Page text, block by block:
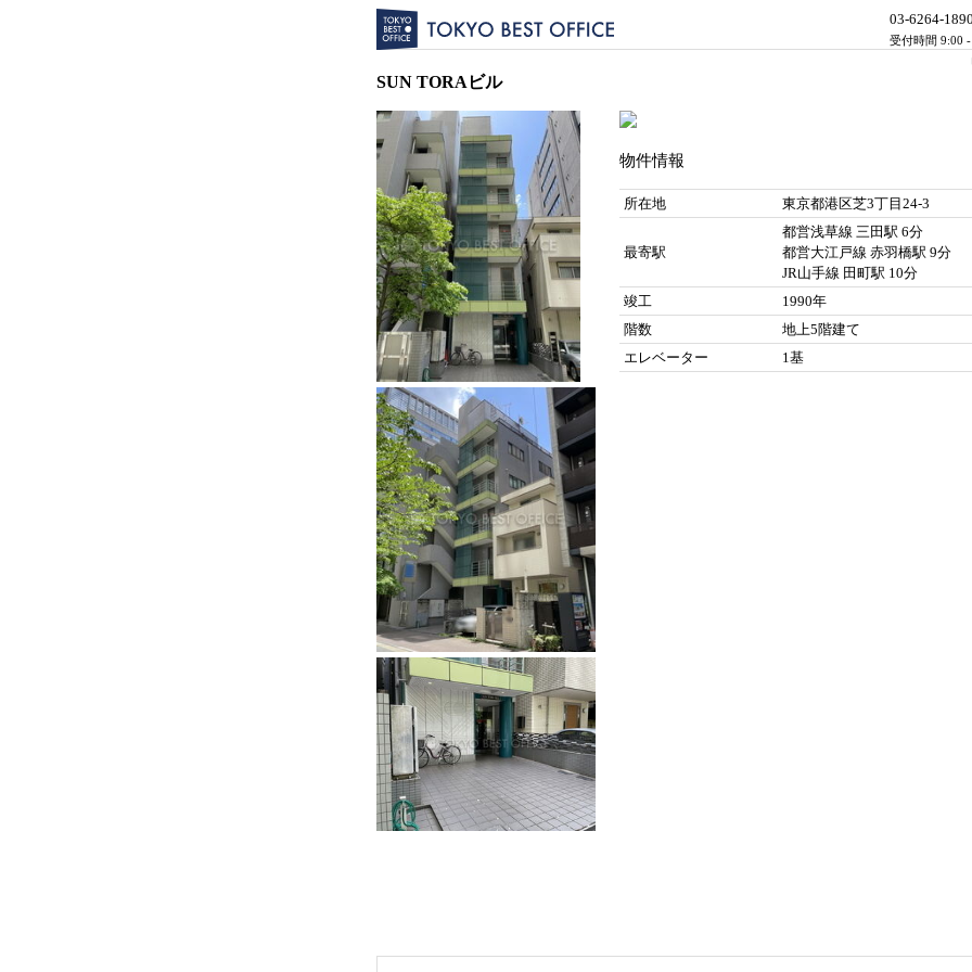
03-6264-
受付時間 9:00
SUN TORAビル
物件情報
所在地 東京都港区芝3丁目24-3
最寄駅
都営浅草線 三田駅 6分
都営大江戸線 赤羽橋駅 9分
JR山手線 田町駅 10分
竣工
1990年
階数
地上5階建て
エレベーター
1基